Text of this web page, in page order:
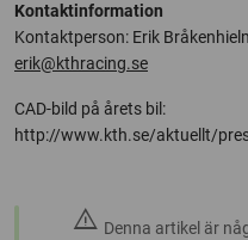
Kontaktinformation
Kontaktperson: Erik
erik@kthracing.se
CAD-bild på årets bil:
http://www.kth.se/aktuellt/
warning Denna artikel är